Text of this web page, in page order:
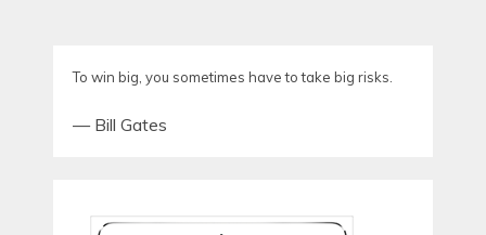
To win big, you sometimes have to take big risks.
— Bill Gates